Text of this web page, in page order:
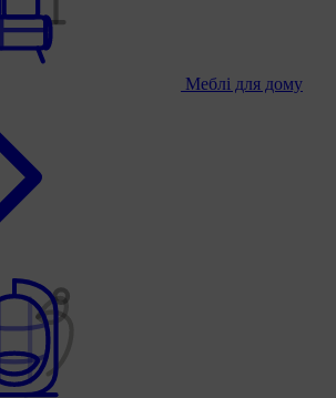
Меблі для дому